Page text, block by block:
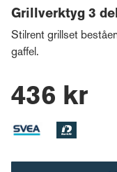
Grillverktyg 3
Stilrent grillset
gaffel.
436 kr